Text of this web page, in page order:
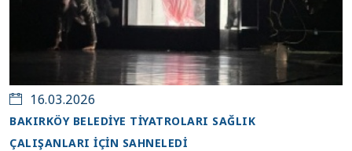
16.03.2026
BAKIRKÖY BELEDİYE TİYATROLARI SAĞLIK
ÇALIŞANLARI İÇİN SAHNELEDİ